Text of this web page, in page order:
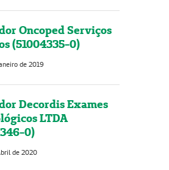
Oncoped Serviços
(51004335-0)
de 2019
Decordis Exames
LTDA
0)
de 2020